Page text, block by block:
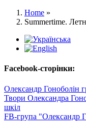
Home »
Summertime.
Facebook-сторінки:
Олександр Гоноболін
Твори Олександра
шкіл
FB-група "Олександр